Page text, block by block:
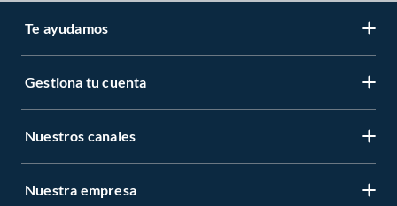
Te ayudamos
Gestiona tu cuenta
Nuestros canales
Nuestra empresa